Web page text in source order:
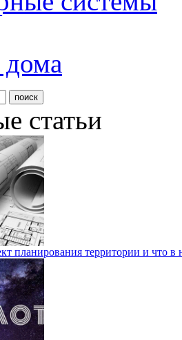
дома
статьи
планирования территории и что в